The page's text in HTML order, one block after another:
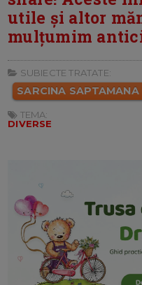
utile și altor
mulțumim
SUBIECTE TRATATE:
SARCINA SAPTAMANA
TEMA:
DIVERSE